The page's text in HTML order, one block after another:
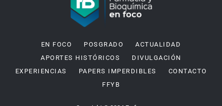
EN FOCO POSGRADO
ACTUALIDAD
APORTES HISTÓRICOS
DIVULGACIÓN
EXPERIENCIAS
PAPERS IMPERDIBLES
CONTACTO
FFYB